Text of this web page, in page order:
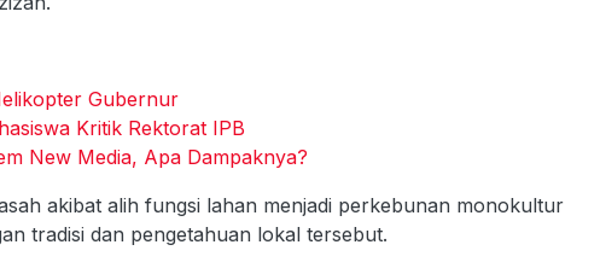
Gubernur
Kritik Rektorat IPB
New Media, Apa Dampaknya?
akibat alih fungsi lahan menjadi perkebunan monokultur
tradisi dan pengetahuan lokal tersebut.